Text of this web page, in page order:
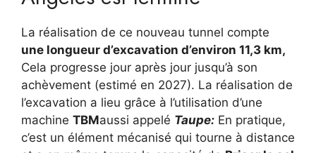
La réalisation de ce nouveau tunnel compte
une longueur d’excavation d’environ 11,3 km,
Cela progresse jour après jour jusqu’à son
achèvement (estimé en 2027). La réalisation de
l’excavation a lieu grâce à l’utilisation d’une
machine TBMaussi appelé Taupe: En pratique,
c’est un élément mécanisé qui tourne à distance